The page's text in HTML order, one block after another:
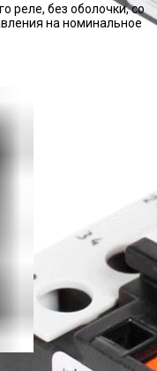
реле, без оболочки, со
на номинальное